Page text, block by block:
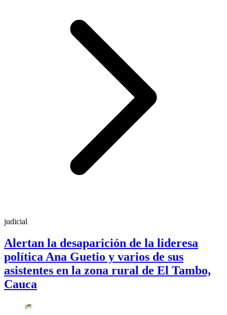
judicial
Alertan la desaparición de la lideresa
política Ana Guetio y varios de sus
asistentes en la zona rural de El Tambo,
Cauca